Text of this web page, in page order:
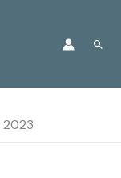
2023